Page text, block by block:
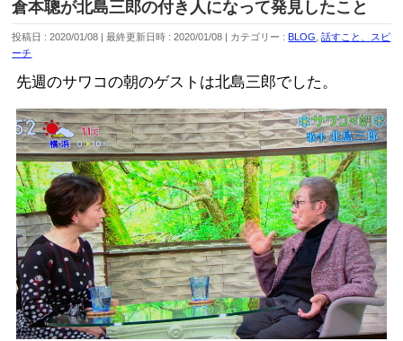
倉本聰が北島三郎の付き人になって発見したこと
投稿日 : 2020/01/08 最終更新日時 : 2020/01/08 カテゴリー :BLOG ,話すこと、スピ
ーチ
先週のサワコの朝のゲストは北島三郎でした。